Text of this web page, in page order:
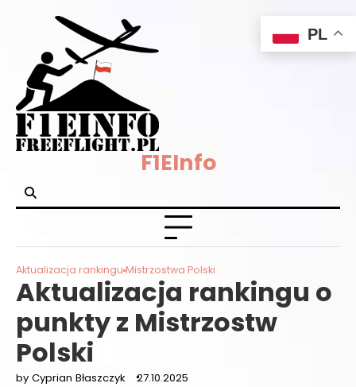
content
F1EInfo
Aktualizacja rankingu Mistrzostwa Polski
Aktualizacja rankingu o
punkty z Mistrzostw
Polski
by Cyprian Błaszczyk 27.10.2025
PL